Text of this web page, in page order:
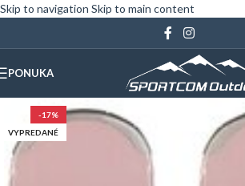
Skip to navigation Skip to main content
PONUKA
-17%
VYPREDANÉ